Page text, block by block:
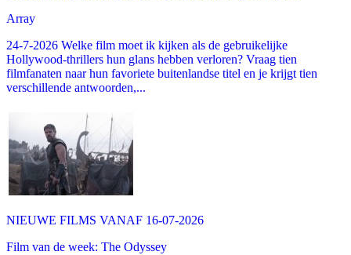
Array
24-7-2026 Welke film moet ik kijken als de gebruikelijke
Hollywood-thrillers hun glans hebben verloren? Vraag tien
filmfanaten naar hun favoriete buitenlandse titel en je krijgt tien
verschillende antwoorden,...
NIEUWE FILMS VANAF 16-07-2026
Film van de week: The Odyssey